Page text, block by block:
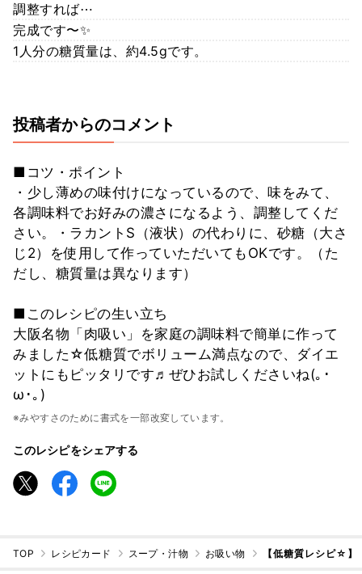
調整すれば⋯
完成です〜✨
1人分の糖質量は、約4.5gです。
投稿者からのコメント
■コツ・ポイント
・少し薄めの味付けになっているので、味をみて、
各調味料でお好みの濃さになるよう、調整してくだ
さい。・ラカントS（液状）の代わりに、砂糖（大さ
じ2）を使用して作っていただいてもOKです。（た
だし、糖質量は異なります）
■このレシピの生い立ち
大阪名物「肉吸い」を家庭の調味料で簡単に作って
みました☆低糖質でボリューム満点なので、ダイエ
ットにもピッタリです♬ぜひお試しくださいね(｡･
ω･｡)
※みやすさのために書式を一部改変しています。
このレシピをシェアする
TOP レシピカード スープ・汁物 お吸い物 【低糖質レシピ☆】